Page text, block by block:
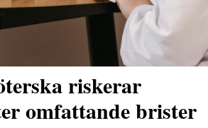
riskerar
omfattande brister